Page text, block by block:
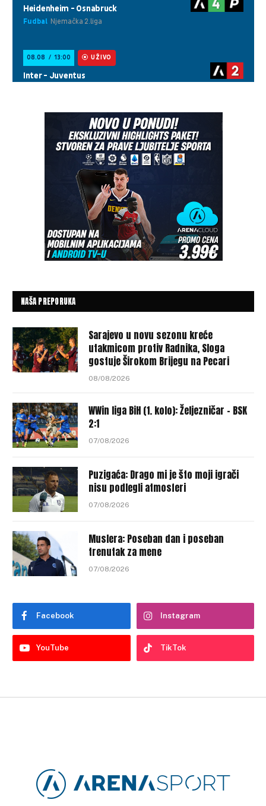
NAŠA PREPORUKA
Sarajevo u novu sezonu kreće
utakmicom protiv Radnika, Sloga
gostuje Širokom Brijegu na Pecari
08/08/2026
WWin liga BiH (1. kolo): Željezničar – BSK
2:1
07/08/2026
Puzigaća: Drago mi je što moji igrači
nisu podlegli atmosferi
07/08/2026
Muslera: Poseban dan i poseban
trenutak za mene
07/08/2026
Facebook Instagram
YouTube TikTok